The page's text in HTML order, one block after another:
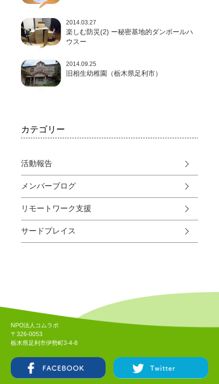
2014.03.27
楽しむ防災(2) ー秘密基地的ダンボールハ
ウスー
2014.09.25
旧相生幼稚園（栃木県足利市）
カテゴリー
活動報告
メンバーブログ
リモートワーク支援
サードプレイス
NPO法人コムラボ
〒326-0053
栃木県足利市伊勢町3-4-8